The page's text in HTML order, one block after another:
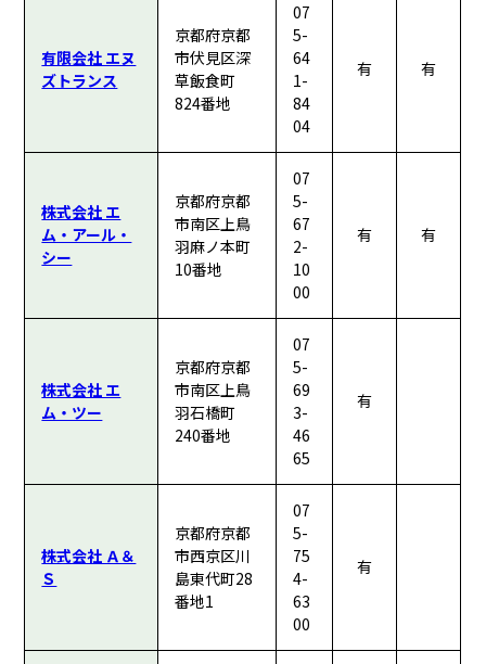
有限会社 エヌ
ズトランス
京都府京都
市伏見区深
草飯食町
824番地
07
5-
64
1-
84
04
有 有
株式会社 エ
ム・アール・
シー
京都府京都
市南区上鳥
羽麻ノ本町
10番地
07
5-
67
2-
10
00
有 有
株式会社 エ
ム・ツー
京都府京都
市南区上鳥
羽石橋町
240番地
07
5-
69
3-
46
65
有
株式会社 Ａ＆
Ｓ
京都府京都
市西京区川
島東代町28
番地1
07
5-
75
4-
63
00
有